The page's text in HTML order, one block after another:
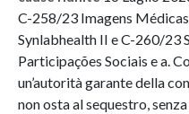
C-258/23 Imagens
Synlabhealth II e C-260/23
Participações Sociais e a.
un’autorità garante della
non osta al sequestro,